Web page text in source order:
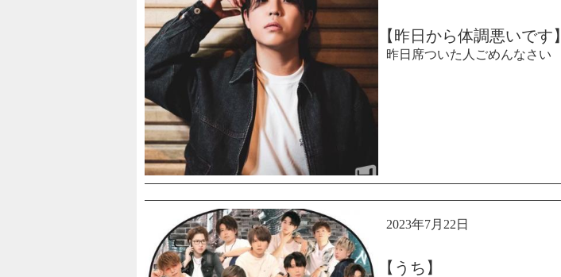
【昨日から体調悪いです】
昨日席ついた人ごめんなさい
2023年7月22日
【うち】